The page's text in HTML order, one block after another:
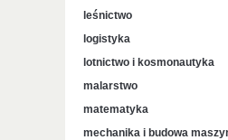
leśnictwo
logistyka
lotnictwo i kosmonautyka
malarstwo
matematyka
mechanika i budowa